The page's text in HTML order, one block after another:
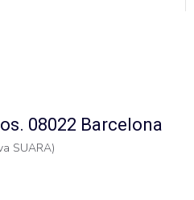
08022 Barcelona
SUARA)